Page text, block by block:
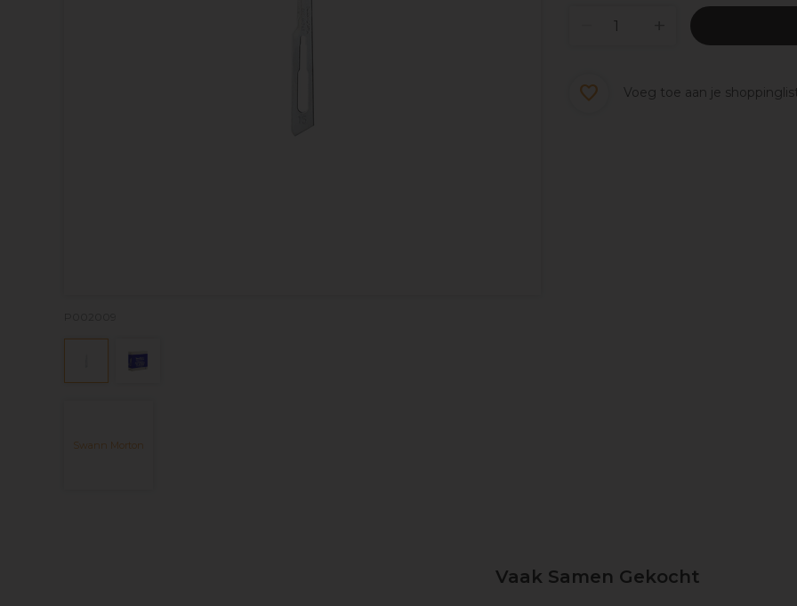
Swann Morton
Voeg toe aan je
Vaak Samen Gekocht